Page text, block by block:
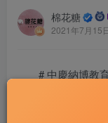
棉花糖
2021年7月15
# 中慶納博教